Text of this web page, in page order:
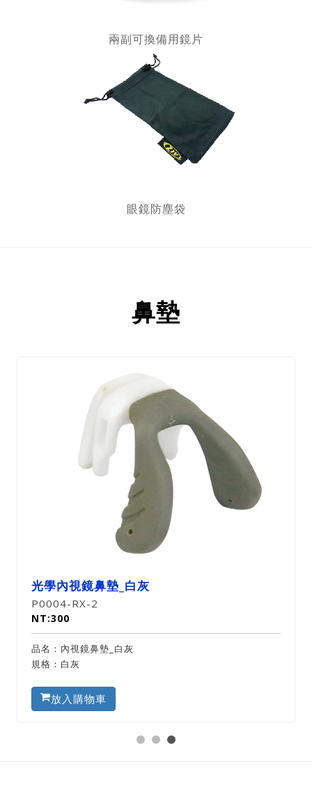
兩副可換備用鏡片
眼鏡防塵袋
鼻墊
光學內視鏡鼻墊_白灰
P0004-RX-2
NT:300
品名：內視鏡鼻墊_白灰
規格：白灰
放入購物車